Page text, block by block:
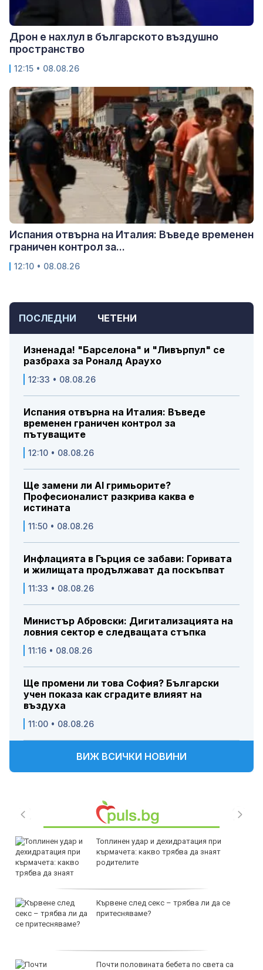
ПОСЛЕДНИ ЧЕТЕНИ
Изненада! "Барселона" и "Ливърпул" се
разбраха за Роналд Араухо
12:33 • 08.08.26
Испания отвърна на Италия: Въведе
временен граничен контрол за
пътуващите
12:10 • 08.08.26
Ще замени ли AI гримьорите?
Професионалист разкрива каква е
истината
11:50 • 08.08.26
Инфлацията в Гърция се забави: Горивата
и жилищата продължават да поскъпват
11:33 • 08.08.26
Министър Абровски: Дигитализацията на
ловния сектор е следващата стъпка
11:16 • 08.08.26
Ще промени ли това София? Български
учен показа как сградите влияят на
въздуха
11:00 • 08.08.26
ВИЖ ВСИЧКИ НОВИНИ
Топлинен удар и дехидратация при
кърмачета: какво трябва да знаят
родителите
Кървене след секс – трябва ли да се
притесняваме?
Почти половината бебета по света са
Дрон е нахлул в българското въздушно
пространство
12:15 • 08.08.26
Испания отвърна на Италия: Въведе временен
граничен контрол за...
12:10 • 08.08.26